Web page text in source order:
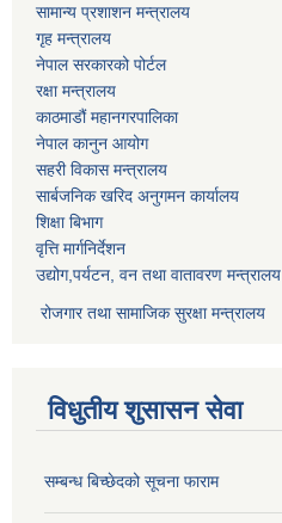
सामान्य प्रशाशन मन्त्रालय
गृह मन्त्रालय
नेपाल सरकारको पोर्टल
रक्षा मन्त्रालय
काठमाडौं महानगरपालिका
नेपाल कानुन आयोग
सहरी विकास मन्त्रालय
सार्बजनिक खरिद अनुगमन कार्यालय
शिक्षा बिभाग
वृत्ति मार्गनिर्देशन
उद्योग,पर्यटन, वन तथा वातावरण मन्त्रालय
रोजगार तथा सामाजिक सुरक्षा मन्त्रालय
विधुतीय शुसासन सेवा
सम्बन्ध बिच्छेदको सूचना फाराम